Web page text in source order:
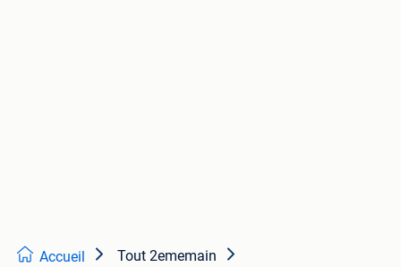
Accueil Tout 2ememain